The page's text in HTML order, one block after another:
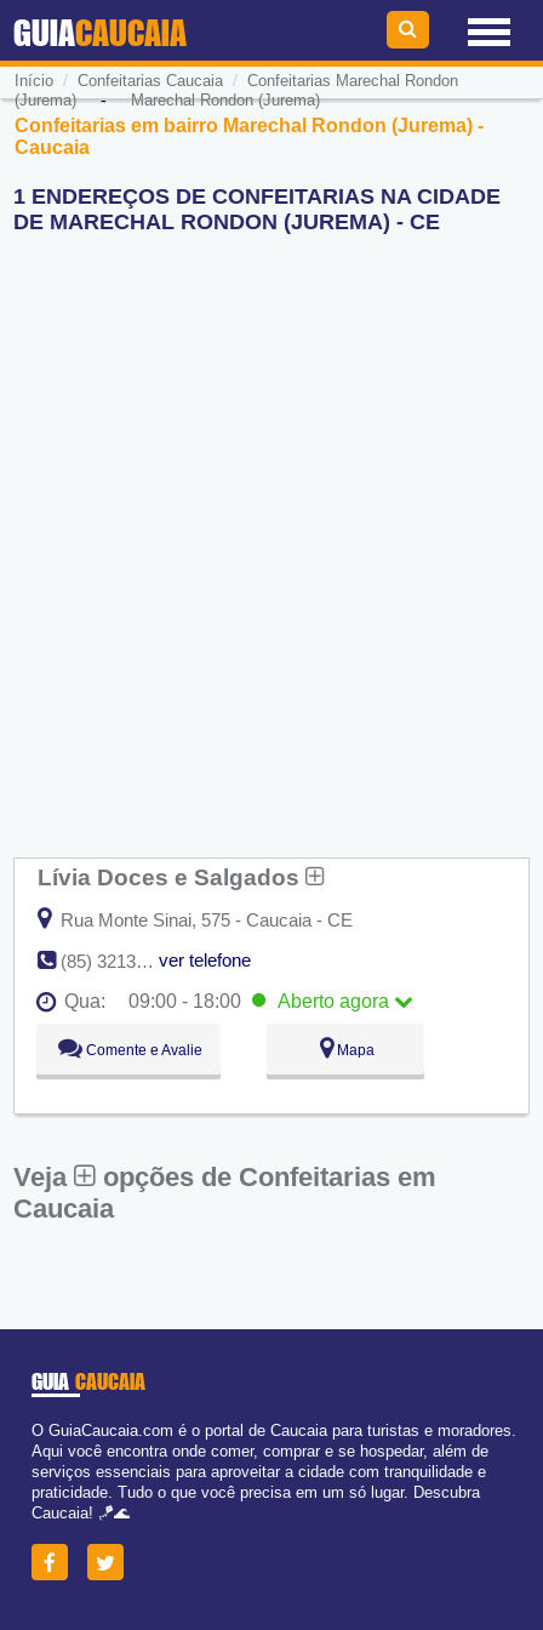
GUIACAUCAIA
Início / Confeitarias Caucaia/ Confeitarias Marechal Rondon
(Jurema)-Marechal Rondon (Jurema)
Confeitarias em bairro Marechal Rondon (Jurema) -
Caucaia
1 ENDEREÇOS DE CONFEITARIAS NA CIDADE
DE MARECHAL RONDON (JUREMA) - CE
Lívia Doces e Salgados
Rua Monte Sinai, 575 - Caucaia - CE
(85) 3213-4115
ver telefone
Qua:
09:00 - 18:00 Aberto agora
Seg:
Ter:
09:00 - 18:00
Qua:
09:00 - 18:00 Abertoagora
Sex:
09:00 - 18:00
Dom:
Fechado
Comente e Avalie Mapa
Veja
opções de Confeitarias em
Caucaia
GUIA CAUCAIA
O GuiaCaucaia.com é o portal de Caucaia para turistas e moradores.
Aqui você encontra onde comer, comprar e se hospedar, além de
serviços essenciais para aproveitar a cidade com tranquilidade e
praticidade. Tudo o que você precisa em um só lugar. Descubra
Caucaia! 🪁🌊